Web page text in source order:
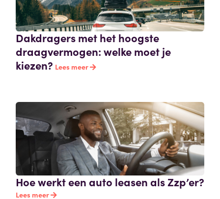
Dakdragers met het hoogste
draagvermogen: welke moet je
kiezen? Lees meer
Hoe werkt een auto leasen als Zzp’er?
Lees meer